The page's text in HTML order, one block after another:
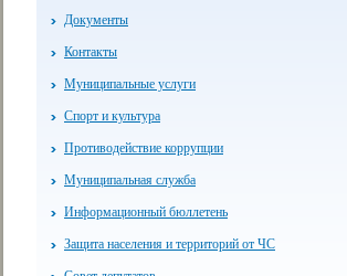
Документы
Контакты
Муниципальные услуги
Спорт и культура
Противодействие коррупции
Муниципальная служба
Информационный бюллетень
Защита населения и территорий от ЧС